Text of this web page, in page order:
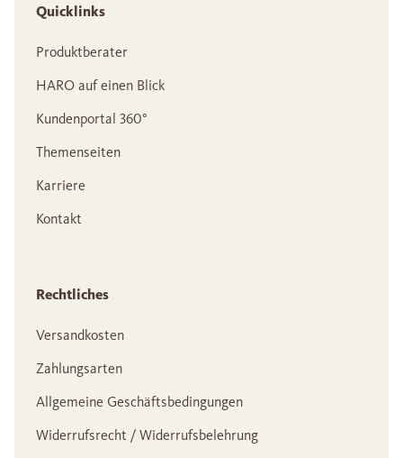
Quicklinks
Produktberater
HARO auf einen Blick
Kundenportal 360°
Themenseiten
Karriere
Kontakt
Rechtliches
Versandkosten
Zahlungsarten
Allgemeine Geschäftsbedingungen
Widerrufsrecht / Widerrufsbelehrung